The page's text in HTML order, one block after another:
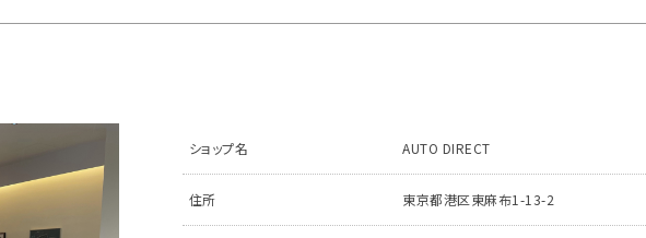
ショップ名 AUTO DIRECT
住所 東京都港区東麻布1-13-2